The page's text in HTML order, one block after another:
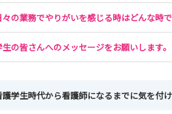
能
々の業務でやりがいを感じる時はどんな時
生の皆さんへのメッセージをお願いします。
護学生時代から看護師になるまでに気を付